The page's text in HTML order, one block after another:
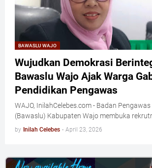
BAWASLU WAJO
Wujudkan Demokrasi
Bawaslu Wajo Ajak Warga
Pendidikan Pengawas
WAJO, InilahCelebes.com - Badan
(Bawaslu) Kabupaten Wajo membuka
by Inilah Celebes - April 23, 2026